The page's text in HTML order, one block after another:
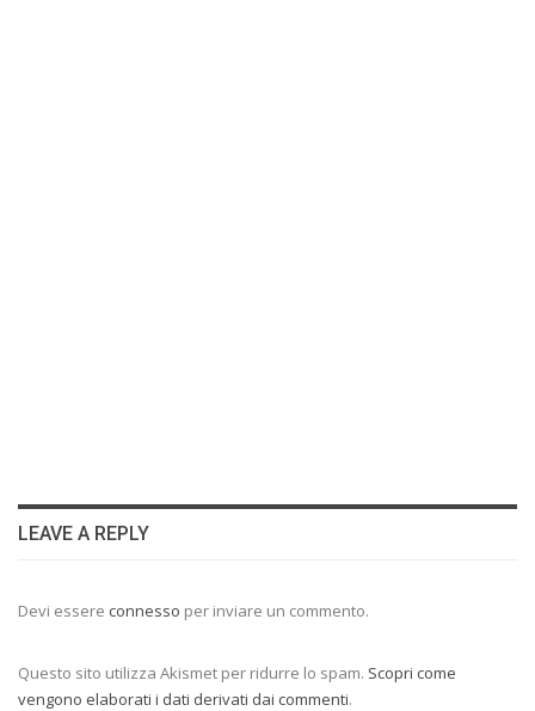
LEAVE A REPLY
Devi essere connesso per inviare un commento.
Questo sito utilizza Akismet per ridurre lo spam. Scopri come
vengono elaborati i dati derivati dai commenti.